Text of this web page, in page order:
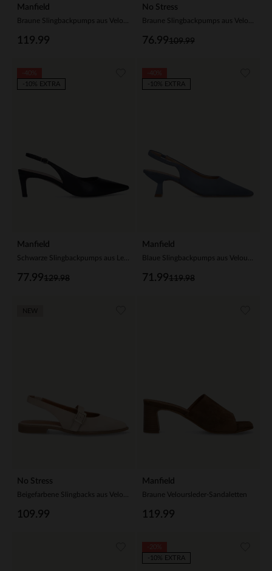
Manfield
119.99
No Stress
109.99
76.99
Manfield
129.98
77.99
-10% EXTRA
Manfield
119.98
71.99
-10% EXTRA
No Stress
109.99
Manfield
Braune Veloursleder-Sandaletten
119.99
-10% EXTRA